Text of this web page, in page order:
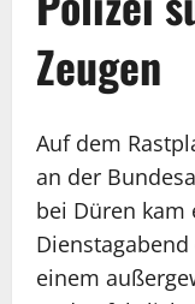
Zeugen
Auf dem
an der
bei Düren kam
Dienstagabend
einem